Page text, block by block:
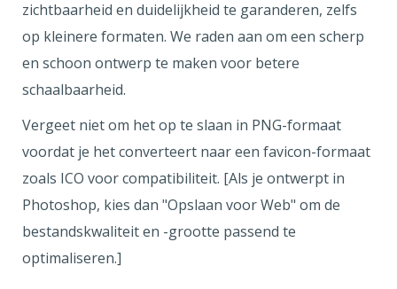
zichtbaarheid en duidelijkheid te garanderen, zelfs
op kleinere formaten. We raden aan om een scherp
en schoon ontwerp te maken voor betere
schaalbaarheid.
Vergeet niet om het op te slaan in PNG-formaat
voordat je het converteert naar een favicon-formaat
zoals ICO voor compatibiliteit. [Als je ontwerpt in
Photoshop, kies dan "Opslaan voor Web" om de
bestandskwaliteit en -grootte passend te
optimaliseren.]